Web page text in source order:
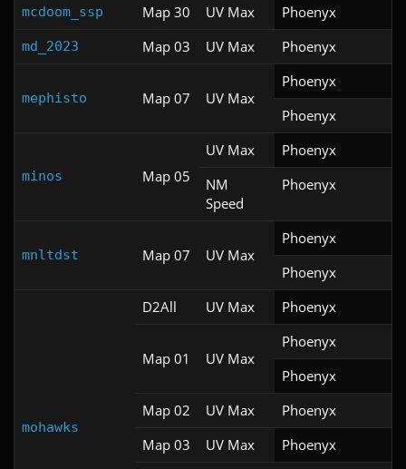
mcdoom_ssp Map 30 UV Max Phoenyx
md_2023 Map 03 UV Max Phoenyx
mephisto Map 07 UV Max
Phoenyx
Phoenyx
minos Map 05
UV Max Phoenyx
NM
Speed
Phoenyx
mnltdst Map 07 UV Max
Phoenyx
Phoenyx
mohawks
D2All UV Max Phoenyx
Map 01 UV Max
Phoenyx
Phoenyx
Map 02
UV Max Phoenyx
Map 03
UV Max Phoenyx